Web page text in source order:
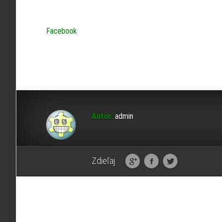
Facebook
Autor: admin
Zdieľaj